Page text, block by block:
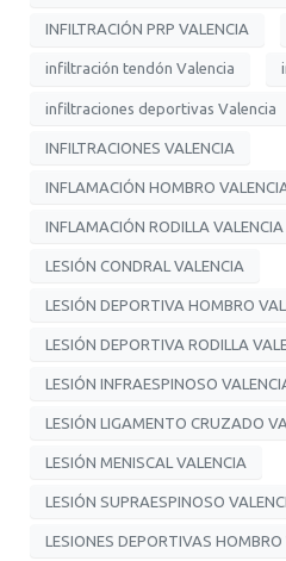
INFILTRACIÓN PRP VALENCIA
infiltración tendón Valencia
infiltraciones deportivas Valencia
INFILTRACIONES VALENCIA
INFLAMACIÓN HOMBRO
INFLAMACIÓN RODILLA VALENCIA
LESIÓN CONDRAL VALENCIA
LESIÓN DEPORTIVA HOMBRO
LESIÓN DEPORTIVA RODILLA
LESIÓN INFRAESPINOSO
LESIÓN LIGAMENTO CRUZADO
LESIÓN MENISCAL VALENCIA
LESIÓN SUPRAESPINOSO
LESIONES DEPORTIVAS HOMBRO